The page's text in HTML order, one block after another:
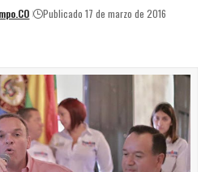
Publicado 17 de marzo de 2016